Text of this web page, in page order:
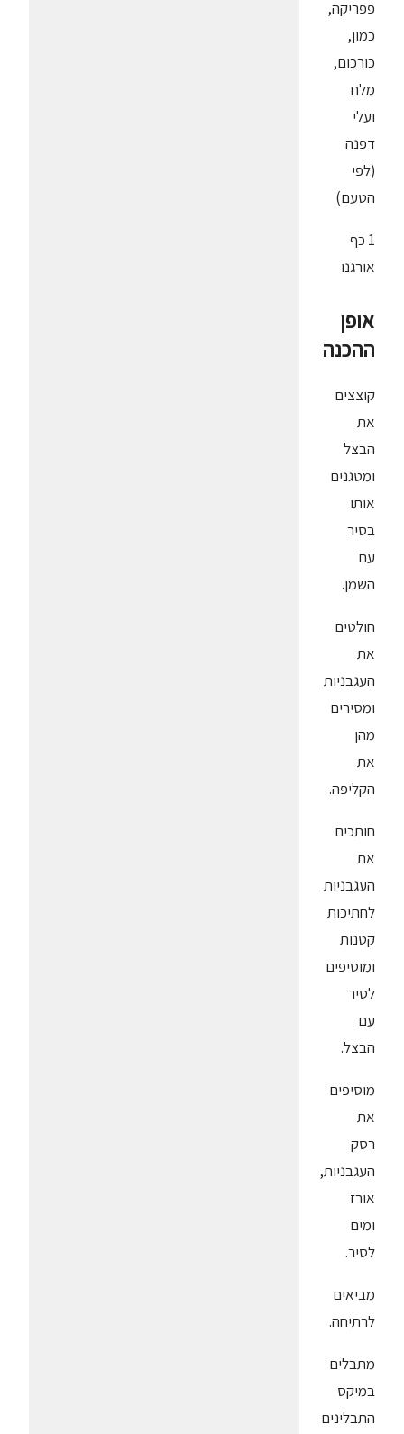
פפריקה,
כמון,
כורכום,
מלח
ועלי
דפנה
(לפי
הטעם)
1 כף
אורגנו
אופן
ההכנה
קוצצים
את
הבצל
ומטגנים
אותו
בסיר
עם
השמן.
חולטים
את
העגבניות
ומסירים
מהן
את
הקליפה.
חותכים
את
העגבניות
לחתיכות
קטנות
ומוסיפים
לסיר
עם
הבצל.
מוסיפים
את
רסק
העגבניות,
אורז
ומים
לסיר.
מביאים
לרתיחה.
מתבלים
במיקס
התבלינים